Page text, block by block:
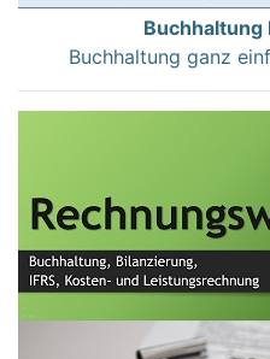
Buchhaltung
Buchhaltung ganz